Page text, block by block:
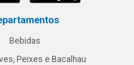
Bebidas
Peixes e Bacalhau